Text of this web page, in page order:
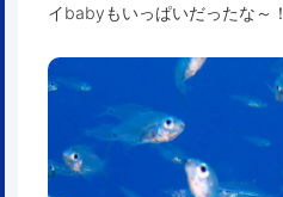
イbabyもいっぱいだったな～！